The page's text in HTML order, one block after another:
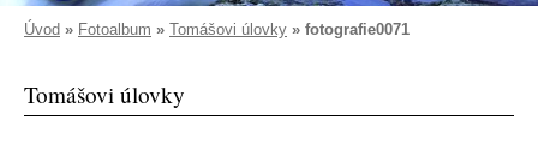
Úvod » Fotoalbum » Tomášovi úlovky » fotografie0071
Tomášovi úlovky